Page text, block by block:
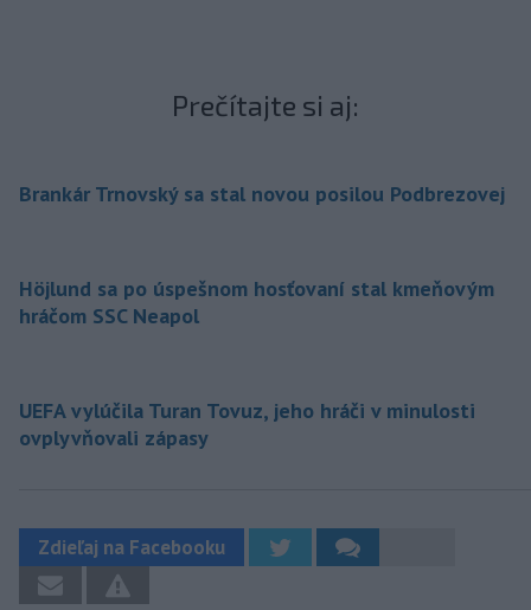
Prečítajte si aj:
Brankár Trnovský sa stal novou posilou Podbrezovej
Höjlund sa po úspešnom hosťovaní stal kmeňovým
hráčom SSC Neapol
UEFA vylúčila Turan Tovuz, jeho hráči v minulosti
ovplyvňovali zápasy
Zdieľaj na Facebooku